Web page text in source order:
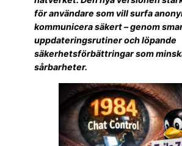
för användare som vill surfa
kommunicera säkert – genom
uppdateringsrutiner och löpande
säkerhetsförbättringar som
sårbarheter.